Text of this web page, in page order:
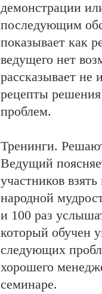
демонстрации
последующим
показывает как
ведущего нет
рассказывает не
рецепты
проблем.
Тренинги.
Ведущий
участников
народной
и 100 раз
который обучен
следующих
хорошего
семинаре.